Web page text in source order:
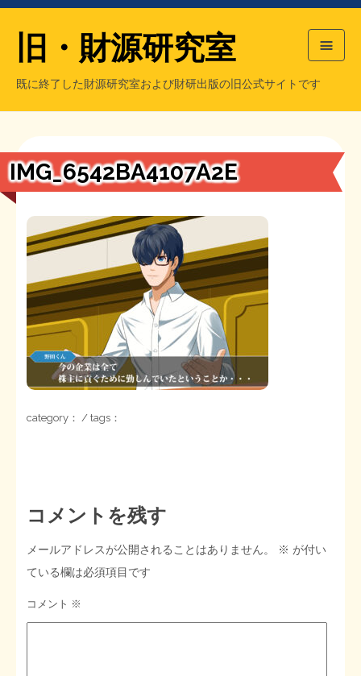
【国の、本当の】財源チラシ／旧・財源研究室
シン財源はあなたです／合同誌／旧・サブカル分室
日本経済を解説するヤンキー／MIHANAマンガ／旧・財研出版
もっと知りたい方へ
マネクリ戦士 RED & BLACK
MMTの学習資料
STOPインボイス作品集
旧・財源研究室
既に終了した財源研究室および財研出版の旧公式サイトです
旧・財源研究室について
チラシ発行部数
会計報告
旧・財研出版について
会計報告
IMG_6542BA4107A2E
category： / tags：
コメントを残す
メールアドレスが公開されることはありません。 ※ が付い
ている欄は必須項目です
コメント ※